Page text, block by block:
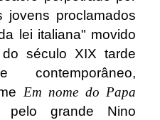
proclamados
lei italiana" movido
século XIX tarde
Em nome do Papa
pelo grande Nino